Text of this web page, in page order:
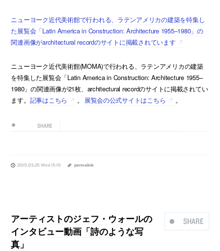
ニューヨーク近代美術館で行われる、ラテンアメリカの建築を特集し
た展覧会「Latin America in Construction: Architecture 1955–1980」の
関連画像がarchitectural recordのサイトに掲載されています
ニューヨーク近代美術館(MOMA)で行われる、ラテンアメリカの建築
を特集した展覧会「Latin America in Construction: Architecture 1955–
1980」の関連画像が21枚、architectural recordのサイトに掲載されてい
ます。 記事はこちら 。 展覧会の公式サイトはこちら 。
SHARE
2015.03.25 Wed 15:15 permalink
SHARE
アーティストのジェフ・ウォールの
インタビュー動画「詩のような写
真」